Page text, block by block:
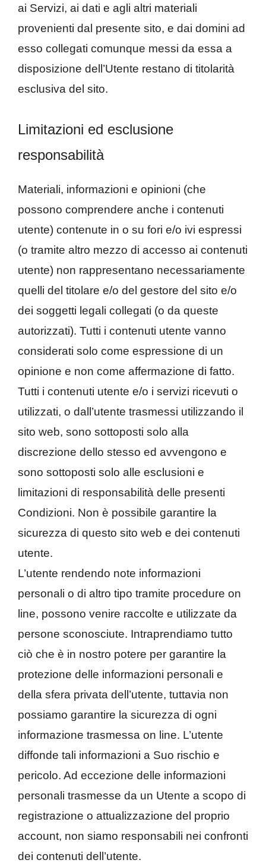
ai Servizi, ai dati e agli altri materiali
provenienti dal presente sito, e dai domini ad
esso collegati comunque messi da essa a
disposizione dell’Utente restano di titolarità
esclusiva del sito.
Limitazioni ed esclusione
responsabilità
Materiali, informazioni e opinioni (che
possono comprendere anche i contenuti
utente) contenute in o su fori e/o ivi espressi
(o tramite altro mezzo di accesso ai contenuti
utente) non rappresentano necessariamente
quelli del titolare e/o del gestore del sito e/o
dei soggetti legali collegati (o da queste
autorizzati). Tutti i contenuti utente vanno
considerati solo come espressione di un
opinione e non come affermazione di fatto.
Tutti i contenuti utente e/o i servizi ricevuti o
utilizzati, o dall’utente trasmessi utilizzando il
sito web, sono sottoposti solo alla
discrezione dello stesso ed avvengono e
sono sottoposti solo alle esclusioni e
limitazioni di responsabilità delle presenti
Condizioni. Non è possibile garantire la
sicurezza di questo sito web e dei contenuti
utente.
L’utente rendendo note informazioni
personali o di altro tipo tramite procedure on
line, possono venire raccolte e utilizzate da
persone sconosciute. Intraprendiamo tutto
ciò che è in nostro potere per garantire la
protezione delle informazioni personali e
della sfera privata dell’utente, tuttavia non
possiamo garantire la sicurezza di ogni
informazione trasmessa on line. L’utente
diffonde tali informazioni a Suo rischio e
pericolo. Ad eccezione delle informazioni
personali trasmesse da un Utente a scopo di
registrazione o attualizzazione del proprio
account, non siamo responsabili nei confronti
dei contenuti dell’utente.